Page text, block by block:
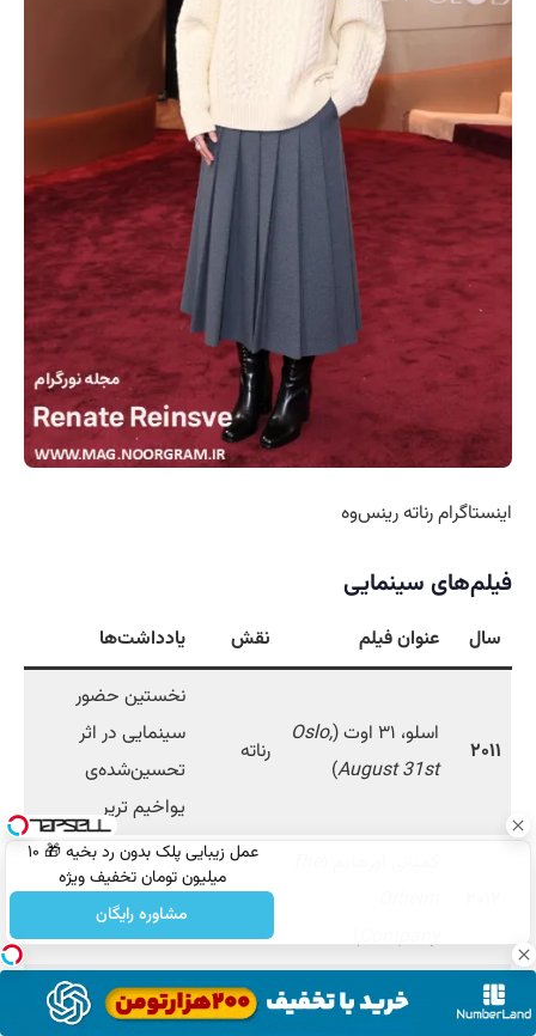
عمل زیبایی پلک بدون رد بخیه 🎁 ۱۰
میلیون تومان تخفیف ویژه
مشاوره رایگان
اینستاگرام رناته رینس‌وه
فیلم‌های سینمایی
سال عنوان فیلم نقش یادداشت‌ها
۲۰۱۱
اسلو، ۳۱ اوت (
Oslo,
August 31st
)
رناته
نخستین حضور
سینمایی در اثر
تحسین‌شده‌ی
یواخیم تریر
Company
)
لنه
۲۰۱۵
زنان در پیراهن‌های
آنه